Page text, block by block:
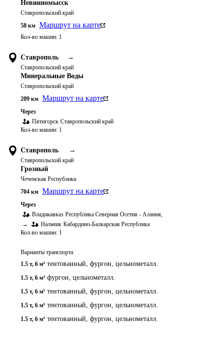
Невинномысск
Ставропольский край
58 км Маршрут на карте
Кол-во машин: 1
Ставрополь →
Ставропольский край
Минеральные Воды
Ставропольский край
209 км Маршрут на карте
Через
Пятигорск Ставропольский край
Кол-во машин: 1
Ставрополь →
Ставропольский край
Грозный
Чеченская Республика
704 км Маршрут на карте
Через
Владикавказ Республика Северная Осетия - Алания,
→
Нальчик Кабардино-Балкарская Республика
Кол-во машин: 1
Варианты транспорта
1.5 т, 6 м³ тентованный, фургон, цельнометалл.
1.5 т, 6 м³ фургон, цельнометалл.
1.5 т, 6 м³ тентованный, фургон, цельнометалл.
1.5 т, 6 м³ тентованный, фургон, цельнометалл.
1.5 т, 6 м³ тентованный, фургон, цельнометалл.